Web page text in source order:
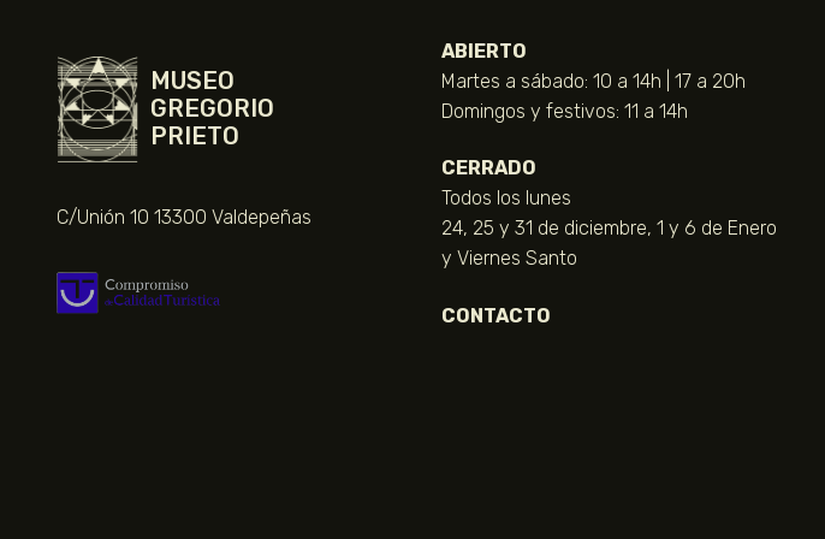
MUSEO
GREGORIO
PRIETO
C/Unión 10 13300 Valdepeñas
ABIERTO
Martes a sábado: 10 a 14h | 17 a 20h
Domingos y festivos: 11 a 14h
CERRADO
Todos los lunes
24, 25 y 31 de diciembre, 1 y 6 de Enero
y Viernes Santo
CONTACTO